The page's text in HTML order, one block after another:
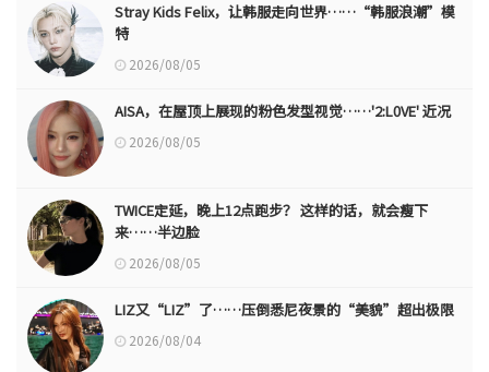
Stray Kids Felix，让韩服走向世界……“韩服浪潮”模
特
2026/08/05
AISA，在屋顶上展现的粉色发型视觉……'2:L0VE' 近况
2026/08/05
TWICE定延，晚上12点跑步？ 这样的话，就会瘦下
来……半边脸
2026/08/05
LIZ又“LIZ”了……压倒悉尼夜景的“美貌”超出极限
2026/08/04